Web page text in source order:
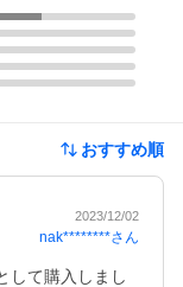
おすすめ順
2023/12/02
nak********さん
して購入しまし